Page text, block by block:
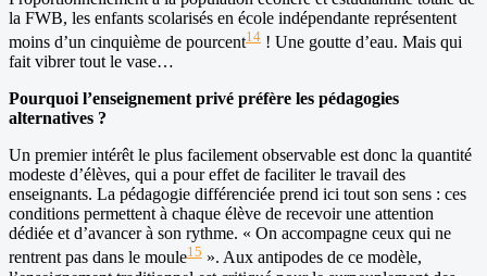
la FWB, les enfants scolarisés en école indépendante représentent
moins d’un cinquième de pourcent14 ! Une goutte d’eau. Mais qui
fait vibrer tout le vase…
Pourquoi l’enseignement privé préfère les pédagogies
alternatives ?
Un premier intérêt le plus facilement observable est donc la quantité
modeste d’élèves, qui a pour effet de faciliter le travail des
enseignants. La pédagogie différenciée prend ici tout son sens : ces
conditions permettent à chaque élève de recevoir une attention
dédiée et d’avancer à son rythme. « On accompagne ceux qui ne
rentrent pas dans le moule15 ». Aux antipodes de ce modèle,